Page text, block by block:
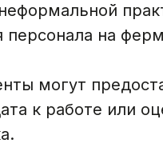
персонала на
могут
к работе или